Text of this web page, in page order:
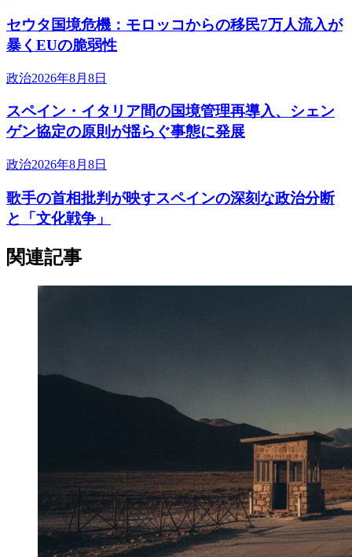
セウタ国境危機：モロッコからの移民7万人流入が
暴くEUの脆弱性
政治2026年8月8日
スペイン・イタリア間の国境管理再導入、シェン
ゲン協定の原則が揺らぐ事態に発展
政治2026年8月8日
歌手の首相批判が映すスペインの深刻な政治分断
と「文化戦争」
関連記事